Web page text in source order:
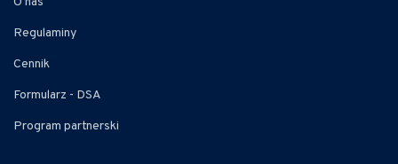
Regulaminy
Cennik
Formularz - DSA
Program partnerski